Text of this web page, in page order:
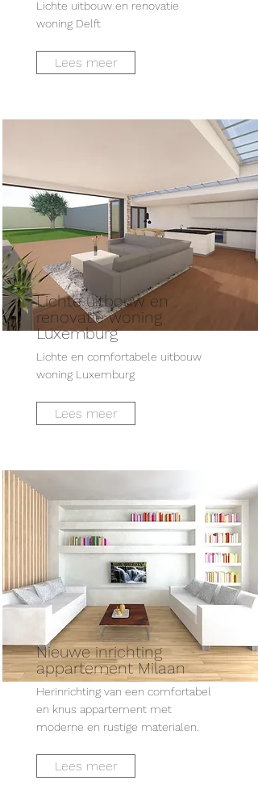
Lichte uitbouw en renovatie
woning Delft
Lees meer
Lichte uitbouw en
renovatie woning
Luxemburg
Lichte en comfortabele uitbouw
woning Luxemburg
Lees meer
Nieuwe inrichting
appartement Milaan
Herinrichting van een comfortabel
en knus appartement met
moderne en rustige materialen.
Lees meer